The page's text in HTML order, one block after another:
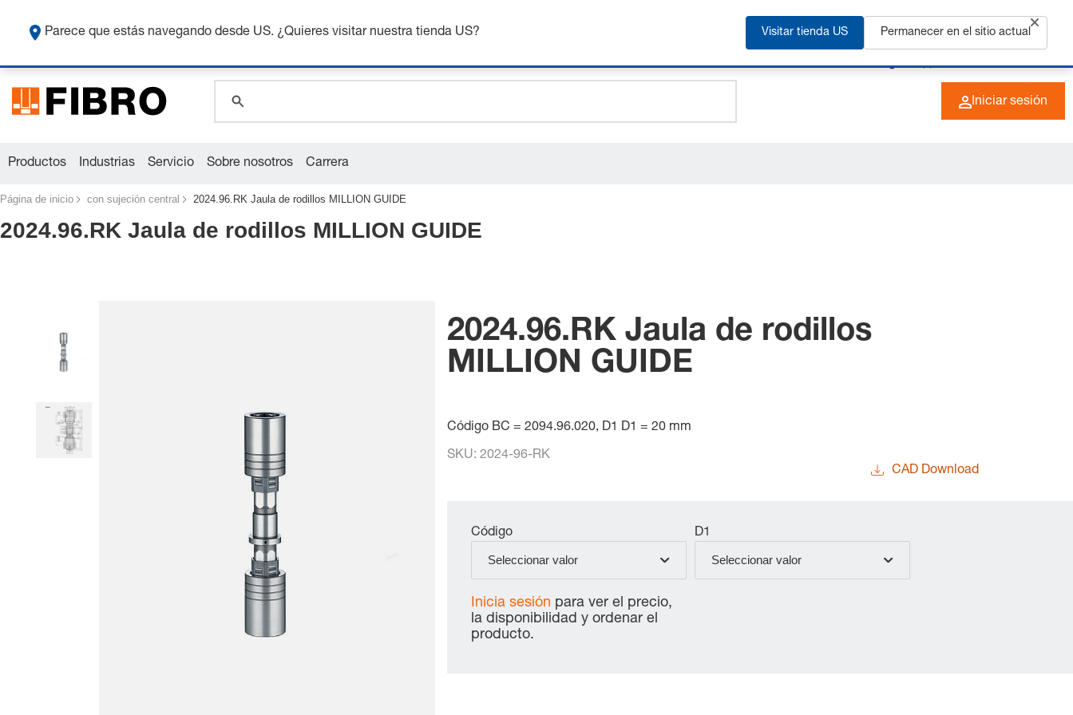
+49 (0) 6266 73-0 ES
global.search.placeholder.category
Iniciar sesión
Productos Industrias Servicio Sobre nosotros Carrera
Página de inicio con sujeción central 2024.96.RK Jaula de rodillos MILLION GUIDE
2024.96.RK Jaula de rodillos MILLION GUIDE
2024.96.RK Jaula de rodillos
MILLION GUIDE
Código BC = 2094.96.020, D1 D1 = 20 mm
SKU:2024-96-RK
CAD Download
Código
Seleccionar valor
D1
Seleccionar valor
Inicia sesión para ver el precio,
la disponibilidad y ordenar el
producto.
Parece que estás navegando desde US. ¿Quieres visitar nuestra tienda US? Visitar tienda US Permanecer en el sitio actual